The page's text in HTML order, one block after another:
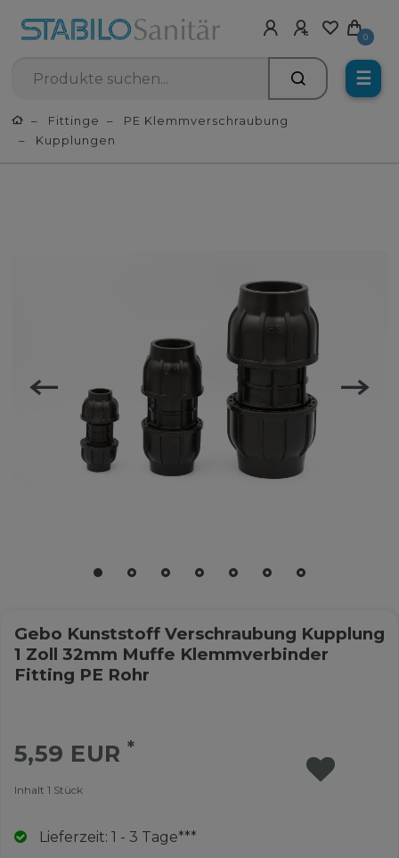
0
☰
Fittinge
PE Klemmverschraubung
Kupplungen
Gebo Kunststoff Verschraubung Kupplung
1 Zoll 32mm Muffe Klemmverbinder
Fitting PE Rohr
5,59 EUR*
Inhalt 1 Stück
Lieferzeit: 1 - 3 Tage***